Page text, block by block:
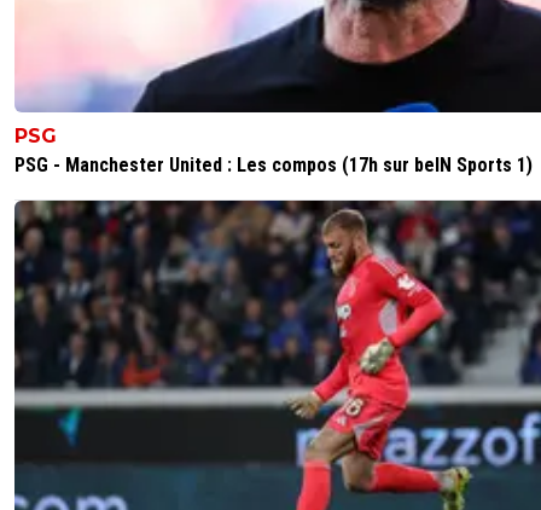
PSG
PSG - Manchester United : Les compos (17h sur beIN Sports 1)